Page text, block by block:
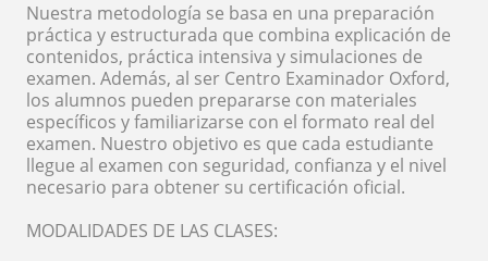
Nuestra metodología se basa en una preparación
práctica y estructurada que combina explicación de
contenidos, práctica intensiva y simulaciones de
examen. Además, al ser Centro Examinador Oxford,
los alumnos pueden prepararse con materiales
específicos y familiarizarse con el formato real del
examen. Nuestro objetivo es que cada estudiante
llegue al examen con seguridad, confianza y el nivel
necesario para obtener su certificación oficial.
MODALIDADES DE LAS CLASES: